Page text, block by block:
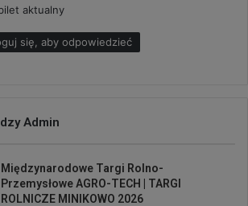
e
:
aktualny
się, aby odpowiedzieć
Admin
Międzynarodowe Targi Rolno-
Przemysłowe AGRO-TECH | TARGI
ROLNICZE MINIKOWO 2026